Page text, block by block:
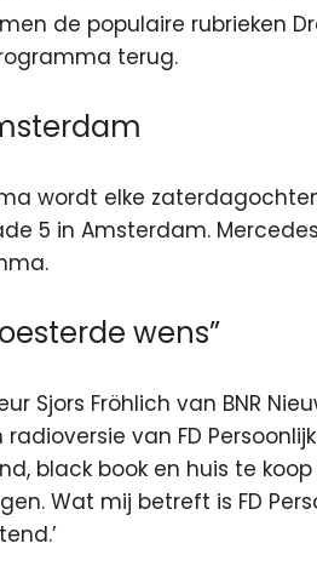
de populaire rubrieken
terug.
wordt elke
5 in Amsterdam.
wens”
Sjors Fröhlich van BNR
van FD
black book en huis te
Wat mij betreft is FD